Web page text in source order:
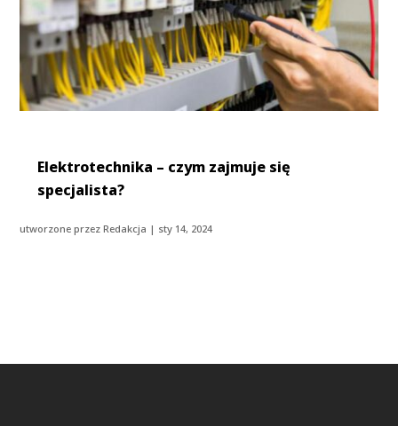
Elektrotechnika – czym zajmuje się
specjalista?
utworzone przezRedakcja | sty 14, 2024